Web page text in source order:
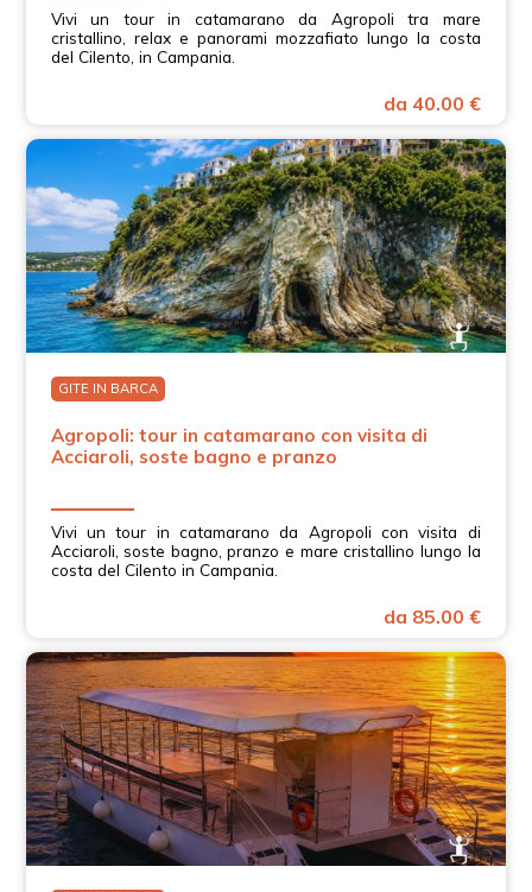
Vivi un tour in catamarano da Agropoli tra mare
cristallino, relax e panorami mozzafiato lungo la costa
del Cilento, in Campania.
da 40.00 €
GITE IN BARCA
Agropoli: tour in catamarano con visita di
Acciaroli, soste bagno e pranzo
Vivi un tour in catamarano da Agropoli con visita di
Acciaroli, soste bagno, pranzo e mare cristallino lungo la
costa del Cilento in Campania.
da 85.00 €